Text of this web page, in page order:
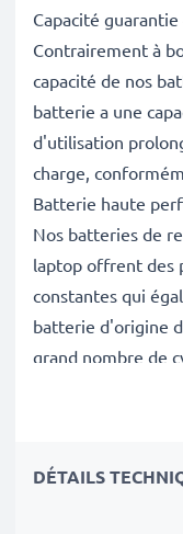
Capacité
Contrairement à
capacité de nos
batterie a une
d'utilisation
charge,
Batterie haute
Nos batteries de
laptop offrent des
constantes qui
batterie d'origine
grand nombre de
de contrôles de
DÉTAILS